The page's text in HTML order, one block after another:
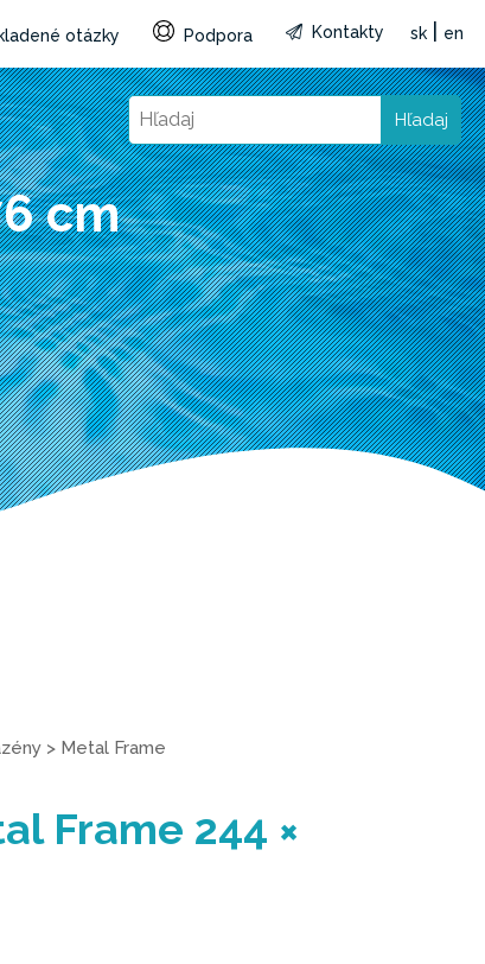
otázky Podpora Kontakty sk en
Hľadaj
cm
> Metal Frame
Frame 244 ×